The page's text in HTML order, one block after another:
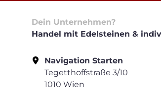
Dein Unternehmen?
Handel mit Edelsteinen &
Navigation Starten
Tegetthoffstraße 3/10
1010 Wien